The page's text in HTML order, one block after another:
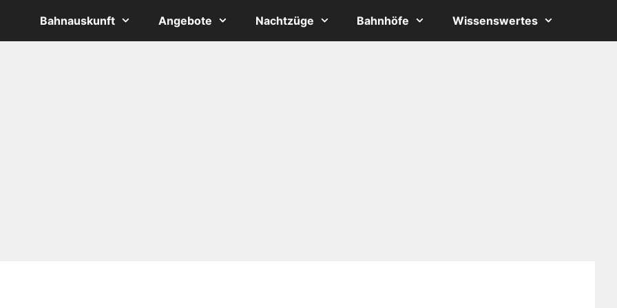
Bahnauskunft Angebote Nachtzüge Bahnhöfe Wissenswertes